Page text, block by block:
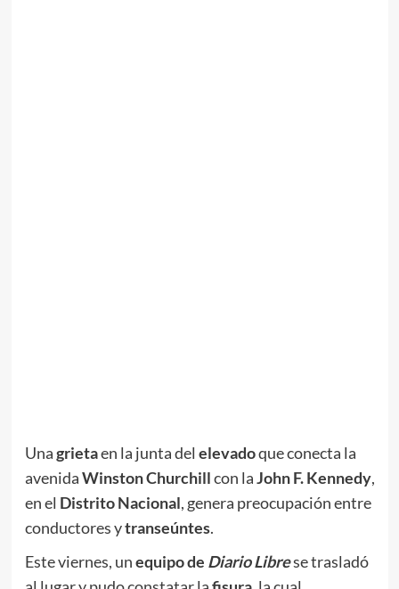
Unagrietaen la junta del elevadoque conecta la
avenidaWinston Churchillcon laJohn F. Kennedy,
en el Distrito Nacional, genera preocupación entre
conductores ytranseúntes.
Este viernes, unequipo de Diario Librese trasladó